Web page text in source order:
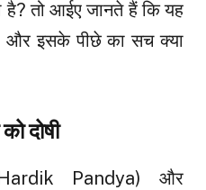
तो आईए जानते हैं कि यह
इसके पीछे का सच क्या
दोषी
Pandya) और